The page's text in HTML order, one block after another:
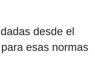
desde el
esas normas